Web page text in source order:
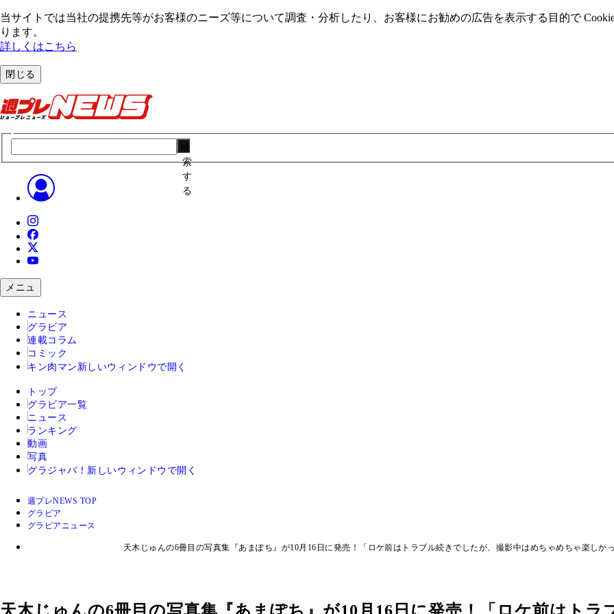
当サイトでは当社の提携先等がお客様のニーズ等について調査・分析したり、お客様にお勧めの広告を表⽰する⽬的で
ります。
詳しくはこちら
閉じる
索
す
る
メニュ
ニュース
グラビア
連載コラム
コミック
キン肉マン 新しいウィンドウで開く
トップ
グラビア一覧
ニュース
ランキング
動画
写真
グラジャパ！ 新しいウィンドウで開く
週プレNEWS TOP
グラビア
グラビアニュース
天木じゅんの6冊目の写真集『あまぽち』が10月16日に発売！「ロケ前はトラブル続きでしたが、撮影中はめちゃめちゃ楽しかっ
天木じゅんの6冊目の写真集『あまぽち』が10月16日に発売！「ロケ前はトラ